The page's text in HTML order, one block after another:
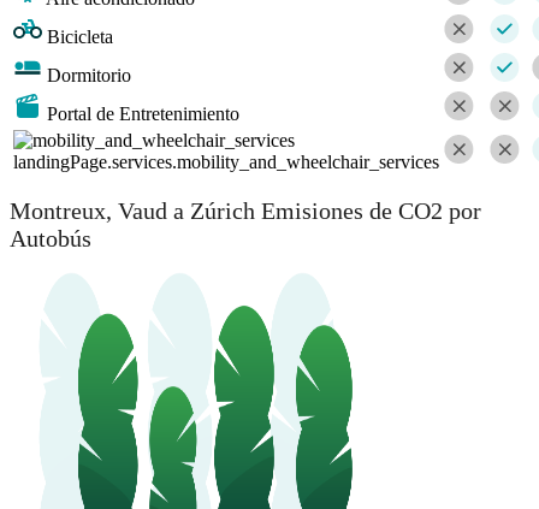
Bicicleta
Dormitorio
Portal de Entretenimiento
landingPage.services.mobility_and_wheelchair_services
Montreux, Vaud a Zúrich Emisiones de CO2 por
Autobús